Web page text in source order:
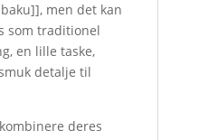
], men det kan
som traditionel
en lille taske,
detalje til
deres